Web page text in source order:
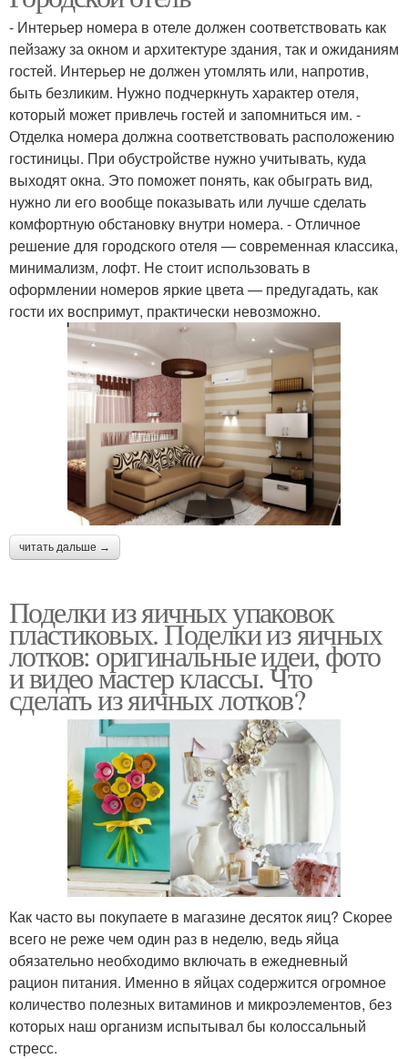
- Интерьер номера в отеле должен соответствовать как
пейзажу за окном и архитектуре здания, так и ожиданиям
гостей. Интерьер не должен утомлять или, напротив,
быть безликим. Нужно подчеркнуть характер отеля,
который может привлечь гостей и запомниться им. -
Отделка номера должна соответствовать расположению
гостиницы. При обустройстве нужно учитывать, куда
выходят окна. Это поможет понять, как обыграть вид,
нужно ли его вообще показывать или лучше сделать
комфортную обстановку внутри номера. - Отличное
решение для городского отеля — современная классика,
минимализм, лофт. Не стоит использовать в
оформлении номеров яркие цвета — предугадать, как
гости их воспримут, практически невозможно.
читать дальше →
Поделки из яичных упаковок
пластиковых. Поделки из яичных
лотков: оригинальные идеи, фото
и видео мастер классы. Что
сделать из яичных лотков?
Как часто вы покупаете в магазине десяток яиц? Скорее
всего не реже чем один раз в неделю, ведь яйца
обязательно необходимо включать в ежедневный
рацион питания. Именно в яйцах содержится огромное
количество полезных витаминов и микроэлементов, без
которых наш организм испытывал бы колоссальный
стресс.